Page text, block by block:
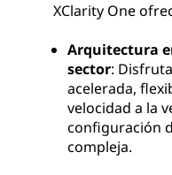
XClarity One
Arquitectura
sector:
acelerada,
velocidad a la
configuración
compleja.